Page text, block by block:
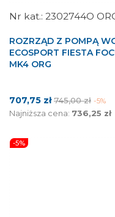
2302744O
ROZRZĄD Z POMPĄ
ECOSPORT FIESTA
MK4 ORG
Cena
707,75 zł Cena
podstawowa
745,00 zł -5%
Najniższa cena: 736,25 zł
-5%